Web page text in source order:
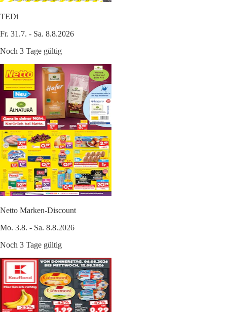
TEDi
Fr. 31.7. - Sa. 8.8.2026
Noch 3 Tage gültig
Netto Marken-Discount
Mo. 3.8. - Sa. 8.8.2026
Noch 3 Tage gültig